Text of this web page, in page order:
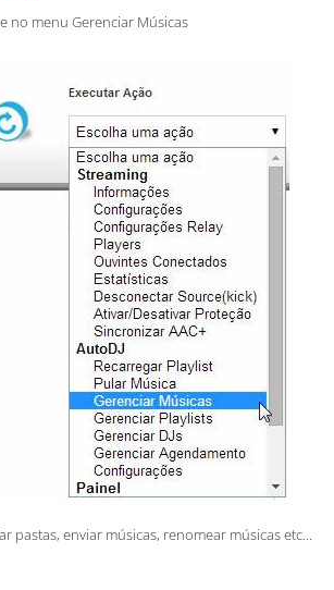
no menu Gerenciar Músicas
pastas, enviar músicas, renomear músicas etc...